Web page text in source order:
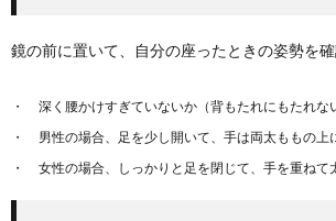
鏡の前に置いて、自分の座ったときの姿勢を確
深く腰かけすぎていないか（背もたれにもたれな
男性の場合、足を少し開いて、手は両太ももの上
女性の場合、しっかりと足を閉じて、手を重ねて